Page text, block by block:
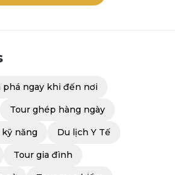
ngay khi đến nơi
Tour ghép hàng ngày
năng Du lịch Y Tế
Tour gia đình